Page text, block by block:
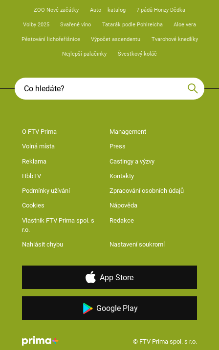
ZOO Nové začátky Auto – katalog 7 pádů Honzy Dědka
Volby 2025 Svařené víno Tatarák podle Pohlreicha Aloe vera
Pěstování lichořeřišnice Výpočet ascendentu Tvarohové knedlíky
Nejlepší palačinky Švestkový koláč
O FTV Prima Management
Volná místa Press
Reklama Castingy a výzvy
HbbTV Kontakty
Podmínky užívání Zpracování osobních údajů
Cookies Nápověda
Vlastník FTV Prima spol. s
r.o.
Redakce
Nahlásit chybu Nastavení soukromí
App Store
Google Play
© FTV Prima spol. s r.o.